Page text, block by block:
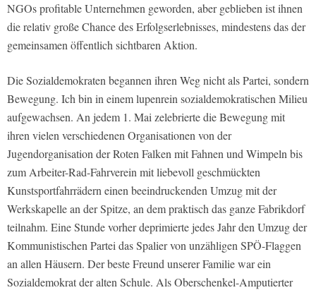
NGOs profitable Unternehmen geworden, aber geblieben ist ihnen
die relativ große Chance des Erfolgserlebnisses, mindestens das der
gemeinsamen öffentlich sichtbaren Aktion.
Die Sozialdemokraten begannen ihren Weg nicht als Partei, sondern
Bewegung. Ich bin in einem lupenrein sozialdemokratischen Milieu
aufgewachsen. An jedem 1. Mai zelebrierte die Bewegung mit
ihren vielen verschiedenen Organisationen von der
Jugendorganisation der Roten Falken mit Fahnen und Wimpeln bis
zum Arbeiter-Rad-Fahrverein mit liebevoll geschmückten
Kunstsportfahrrädern einen beeindruckenden Umzug mit der
Werkskapelle an der Spitze, an dem praktisch das ganze Fabrikdorf
teilnahm. Eine Stunde vorher deprimierte jedes Jahr den Umzug der
Kommunistischen Partei das Spalier von unzähligen SPÖ-Flaggen
an allen Häusern. Der beste Freund unserer Familie war ein
Sozialdemokrat der alten Schule. Als Oberschenkel-Amputierter